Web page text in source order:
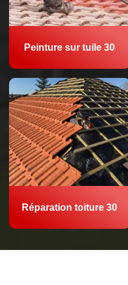
Peinture sur tuile 30
Réparation toiture 30